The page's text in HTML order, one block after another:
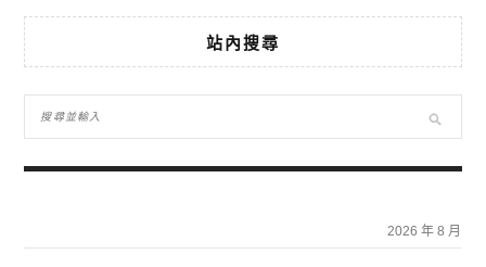
站內搜尋
2026 年 8 月